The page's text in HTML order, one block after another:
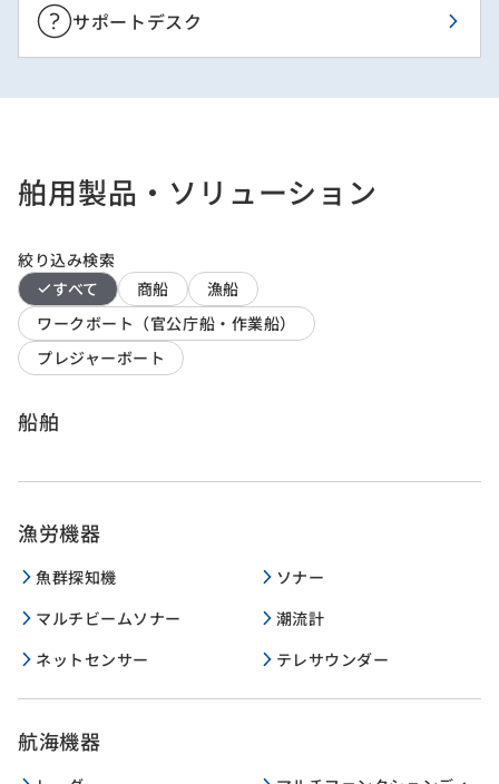
サポートデスク
舶用製品・ソリューション
絞り込み検索
すべて
商船
漁船
ワークボート（官公庁船・作業船）
プレジャーボート
船舶
漁労機器
魚群探知機
ソナー
マルチビームソナー
潮流計
ネットセンサー
テレサウンダー
航海機器